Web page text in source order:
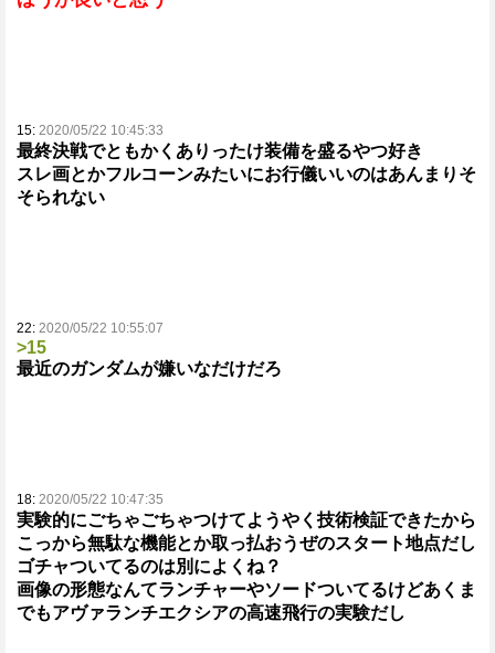
15: 2020/05/22 10:45:33
最終決戦でともかくありったけ装備を盛るやつ好き
スレ画とかフルコーンみたいにお行儀いいのはあんまりそ
そられない
22: 2020/05/22 10:55:07
>15
最近のガンダムが嫌いなだけだろ
18: 2020/05/22 10:47:35
実験的にごちゃごちゃつけてようやく技術検証できたから
こっから無駄な機能とか取っ払おうぜのスタート地点だし
ゴチャついてるのは別によくね？
画像の形態なんてランチャーやソードついてるけどあくま
でもアヴァランチエクシアの高速飛行の実験だし